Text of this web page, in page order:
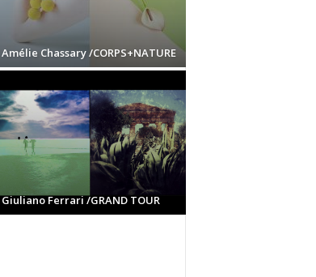
Amélie Chassary /CORPS+NATURE
Giuliano Ferrari /GRAND TOUR